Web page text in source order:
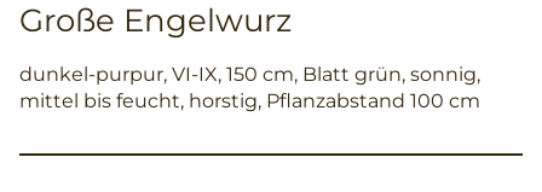
Große Engelwurz
dunkel-purpur, VI-IX, 150 cm, Blatt grün, sonnig,
mittel bis feucht, horstig, Pflanzabstand 100 cm